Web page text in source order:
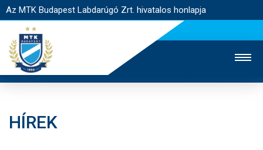
Az MTK Budapest Labdarúgó Zrt. hivatalos honlapja
HÍREK